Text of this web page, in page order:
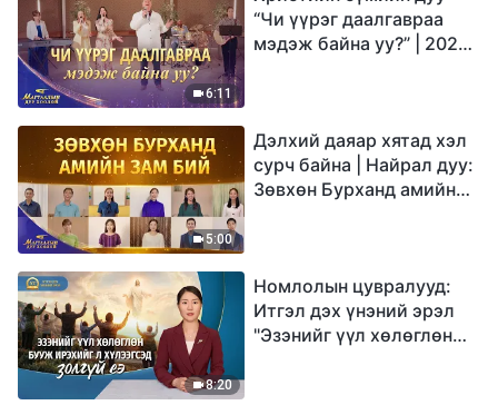
6:11
“Чи үүрэг даалгавраа
мэдэж байна уу?” | 2026
5:00
Дэлхий даяар хятад хэл
сурч байна | Найрал дуу:
Зөвхөн Бурханд амийн
8:20
Номлолын цувралууд:
Итгэл дэх үнэний эрэл
"Эзэнийг үүл хөлөглөн